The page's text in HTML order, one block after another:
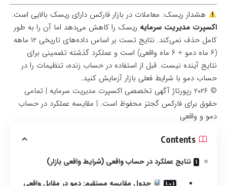
هشدار ریسک: معاملات در بازار فارکس دارای ریسک بالایی است.
اکسپرت مدیریت سرمایه ریسک را کاهش می‌دهد اما آن را به طور
کامل حذف نمی‌کند. نتایج تست بر اساس داده‌های تاریخی ۱۲ ماهه
(۶ ماه دمو + ۶ ماه واقعی) است و عملکرد گذشته تضمینی برای
نتایج آینده نیست. قبل از استفاده در حساب زنده، تنظیمات را در
حساب دمو با شرایط فعلی بازار آزمایش کنید.
© ۲۰۲۶ رپورتاژ آگهی تخصصی اکسپرت مدیریت سرمایه | تمامی
حقوق برای فارکس گجتز محفوظ است. | مقایسه عملکرد در حساب
دمو و واقعی
Contents
نتایج عملکرد در حساب واقعی (شرایط واقعی بازار)
جدول مقایسه مستقیم: دمو در مقابل واقعی